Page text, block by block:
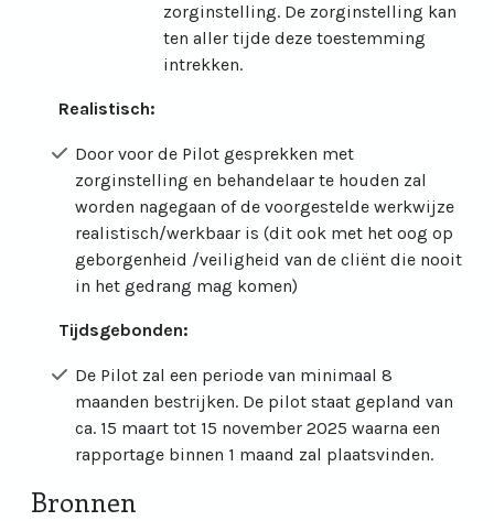
zorginstelling. De zorginstelling kan
ten aller tijde deze toestemming
intrekken.
Realistisch:
Door voor de Pilot gesprekken met
zorginstelling en behandelaar te houden zal
worden nagegaan of de voorgestelde werkwijze
realistisch/werkbaar is (dit ook met het oog op
geborgenheid /veiligheid van de cliënt die nooit
in het gedrang mag komen)
Tijdsgebonden:
De Pilot zal een periode van minimaal 8
maanden bestrijken. De pilot staat gepland van
ca. 15 maart tot 15 november 2025 waarna een
rapportage binnen 1 maand zal plaatsvinden.
Bronnen